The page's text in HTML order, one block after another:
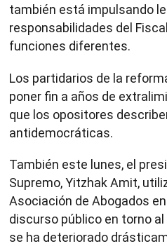
también está impulsando
responsabilidades del
funciones diferentes.
Los partidarios de la
poner fin a años de
que los opositores
antidemocráticas.
También este lunes, el
Supremo, Yitzhak Amit,
Asociación de Abogados
discurso público en torno al
se ha deteriorado